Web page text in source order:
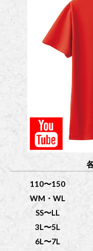
110〜150
WM・WL
SS〜LL
3L〜5L
6L〜7L